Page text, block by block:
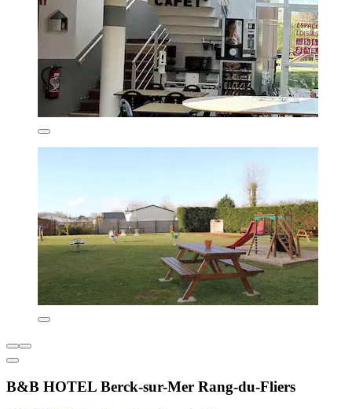
B&B HOTEL Berck-sur-Mer Rang-du-Fliers